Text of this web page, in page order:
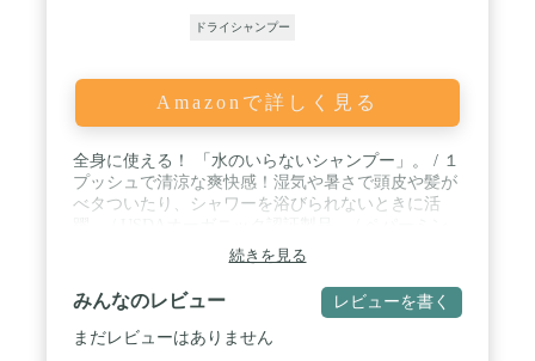
ドライシャンプー
Amazonで詳しく見る
全身に使える！ 「水のいらないシャンプー」。 / １
プッシュで清涼な爽快感！湿気や暑さで頭皮や髪が
べタついたり、シャワーを浴びられないときに活
トの爽快感のある香り。 / 肌に直接スプレーしてボ
ディーミストとしてもご使用いただけます。通勤通
学・運動後など汗をかいた後や、眠気覚まし、仕事
や勉強の合間のリフレッシュ、マスクの蒸れ対策に
も活躍。
続きを見る
みんなのレビュー レビューを書く
まだレビューはありません